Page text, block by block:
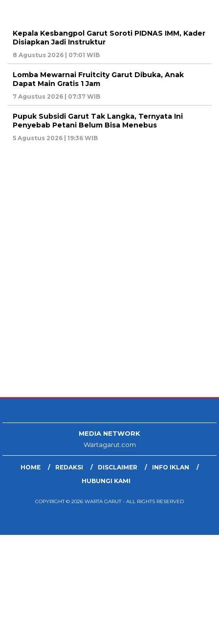
Kepala Kesbangpol Garut Soroti PIDNAS IMM, Kader
Disiapkan Jadi Instruktur
8 Agustus 2026 | 07:01 WIB
Lomba Mewarnai Fruitcity Garut Dibuka, Anak
Dapat Main Gratis 1 Jam
7 Agustus 2026 | 07:37 WIB
Pupuk Subsidi Garut Tak Langka, Ternyata Ini
Penyebab Petani Belum Bisa Menebus
5 Agustus 2026 | 19:36 WIB
MEDIA NETWORK
Wartagarut.com
HOME REDAKSI DISCLAIMER
INFO IKLAN
HUBUNGI KAMI
COPYRIGHT © 2026 WARTA GARUT - ALL RIGHTS RESERVED